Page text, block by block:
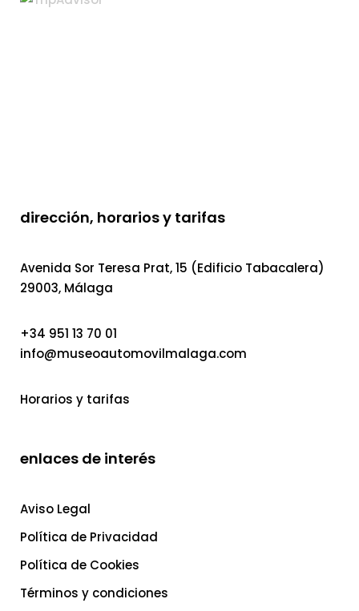
dirección, horarios y tarifas
Avenida Sor Teresa Prat, 15 (Edificio Tabacalera)
29003, Málaga
+34 951 13 70 01
info@museoautomovilmalaga.com
Horarios y tarifas
enlaces de interés
Aviso Legal
Política de Privacidad
Política de Cookies
Términos y condiciones